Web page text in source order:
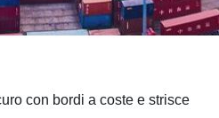
con bordi a coste e strisce